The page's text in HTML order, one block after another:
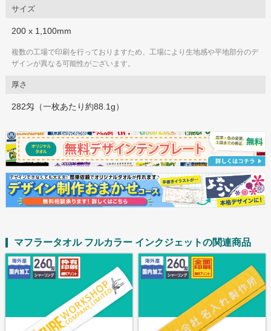
サイズ
200 x 1,100mm
複数の工場で印刷を行っておりますため、工場により生地感や平地部分のデ
ザインが異なる可能性がございます。
厚さ
282匁（一枚あたり約88.1g）
マフラータオル フルカラー インクジェットの関連商品